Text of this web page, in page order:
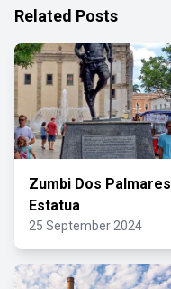
Related Posts
Zumbi Dos Palmares
Estatua
25 September 2024